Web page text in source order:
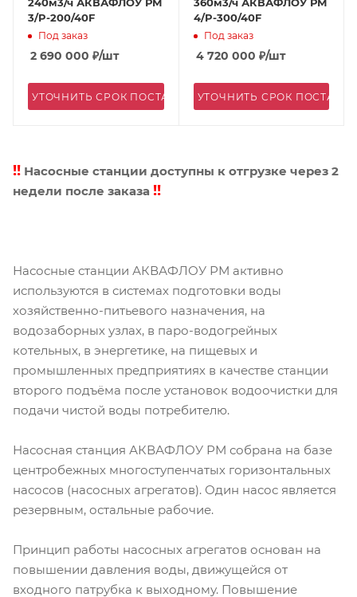
3/P-200/40F
Под заказ
2 690 000 ₽/шт
УТОЧНИТЬ СРОК ПОСТАВКИ
4/P-300/40F
Под заказ
4 720 000 ₽/шт
УТОЧНИТЬ СРОК
!! Насосные станции доступны к отгрузке через 2
недели после заказа !!
Насосные станции АКВАФЛОУ РМ активно
используются в системах подготовки воды
хозяйственно-питьевого назначения, на
водозаборных узлах, в паро-водогрейных
котельных, в энергетике, на пищевых и
промышленных предприятиях в качестве станции
второго подъёма после установок водоочистки для
подачи чистой воды потребителю.
Насосная станция АКВАФЛОУ РМ собрана на базе
центробежных многоступенчатых горизонтальных
насосов (насосных агрегатов). Один насос является
резервным, остальные рабочие.
Принцип работы насосных агрегатов основан на
повышении давления воды, движущейся от
входного патрубка к выходному. Повышение